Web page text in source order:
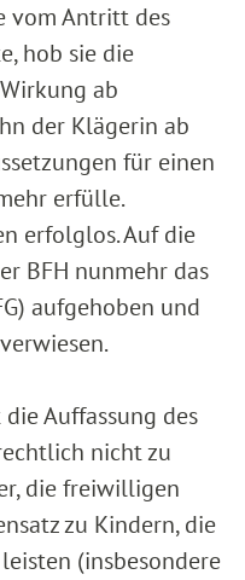
vom Antritt des
hob sie die
ab
der Klägerin ab
für einen
erfülle.
erfolglos. Auf die
BFH nunmehr das
aufgehoben und
Auffassung des
nicht zu
die freiwilligen
zu Kindern, die
(insbesondere